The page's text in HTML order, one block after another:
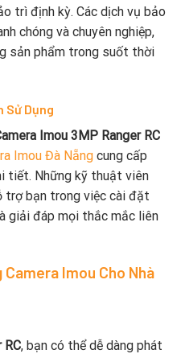
trì định kỳ. Các dịch vụ bảo
chóng và chuyên nghiệp,
sản phẩm trong suốt thời
Sử Dụng
Imou 3MP Ranger RC
Imou Đà Nẵng cung cấp
tiết. Những kỹ thuật viên
trợ bạn trong việc cài đặt
giải đáp mọi thắc mắc liên
Camera Imou Cho Nhà
RC, bạn có thể dễ dàng phát